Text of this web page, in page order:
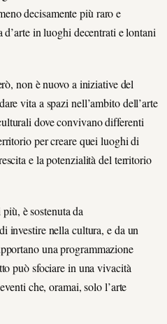
decisamente più raro e
in luoghi decentrati e lontani
è nuovo a iniziative del
vita a spazi nell’ambito dell’arte
dove convivano differenti
per creare quei luoghi di
e la potenzialità del territorio
è sostenuta da
investire nella cultura, e da un
una programmazione
può sfociare in una vivacità
che, oramai, solo l’arte